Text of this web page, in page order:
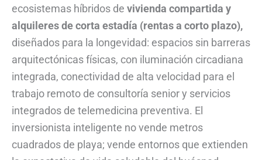
ecosistemas híbridos de vivienda compartida y
alquileres de corta estadía (rentas a corto plazo),
diseñados para la longevidad: espacios sin barreras
arquitectónicas físicas, con iluminación circadiana
integrada, conectividad de alta velocidad para el
trabajo remoto de consultoría senior y servicios
integrados de telemedicina preventiva. El
inversionista inteligente no vende metros
cuadrados de playa; vende entornos que extienden